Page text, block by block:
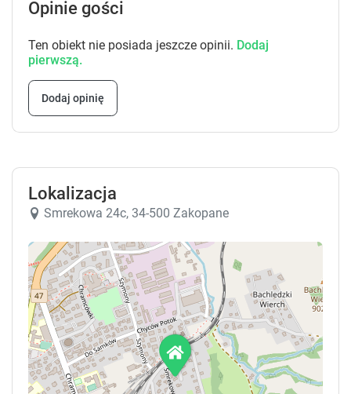
Opinie gości
Ten obiekt nie posiada jeszcze opinii. Dodaj
pierwszą.
Dodaj opinię
Lokalizacja
Smrekowa 24c, 34-500 Zakopane